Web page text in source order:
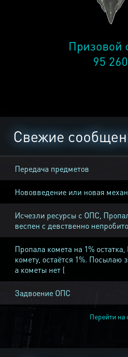
Призовой
95 260
Свежие
Передача предметов
Нововведение или новая
Исчезли ресурсы с ОПС,
веспен с девственно
Пропала комета на 1%
комету, остаётся 1%. Посылаю
а кометы нет (
Задвоение ОПС
Перейти на